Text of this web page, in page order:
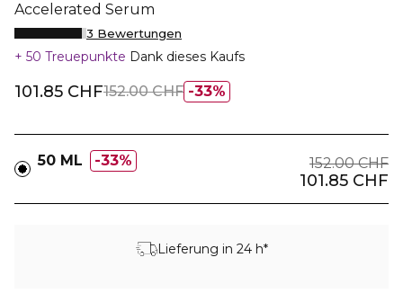
Accelerated Serum
3 Bewertungen
50 Treuepunkte Dank dieses Kaufs
33%
101.85 CHF152.00 CHF
50 ML 33% 152.00 CHF
101.85 CHF
Lieferung in 24 h*